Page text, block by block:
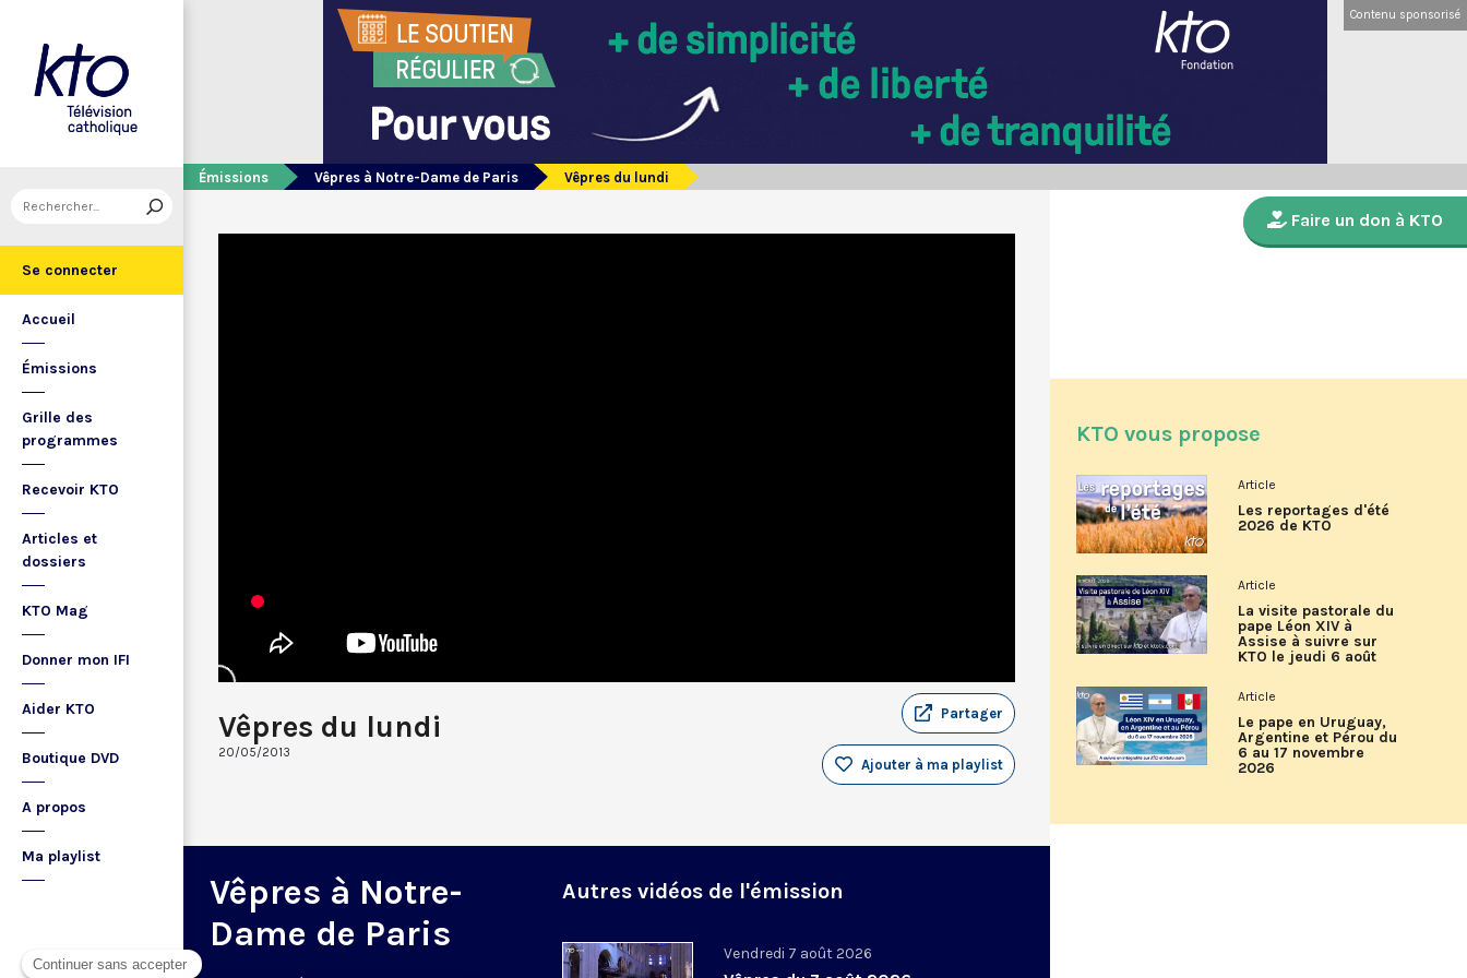
Se connecter
Accueil
Émissions
Grille des
programmes
Recevoir KTO
Articles et
dossiers
KTO Mag
Donner mon IFI
Aider KTO
Boutique DVD
A propos
Ma playlist
Contenu sponsorisé
Émissions Vêpres à Notre-Dame de Paris Vêpres du lundi
Vêpres du lundi
20/05/2013
Partager
Ajouter à ma playlist
Vêpres à Notre-
Dame de Paris
Autres vidéos de l'émission
Vendredi 7 août 2026
Faire un don à KTO
KTO vous propose
Article
Les reportages d'été
2026 de KTO
Article
La visite pastorale du
pape Léon XIV à
Assise à suivre sur
KTO le jeudi 6 août
Article
Le pape en Uruguay,
Argentine et Pérou du
6 au 17 novembre
2026